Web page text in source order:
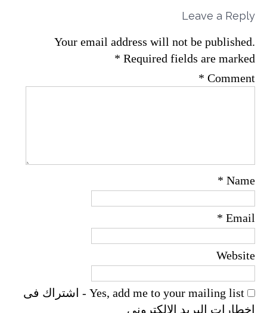
Leave a Reply
Your email address will not be published.
Required fields are marked
*
Comment
*
Name
*
Email
*
Website
Yes, add me to your mailing list - اشتراك فى
اخطارات البريد الالكترونى